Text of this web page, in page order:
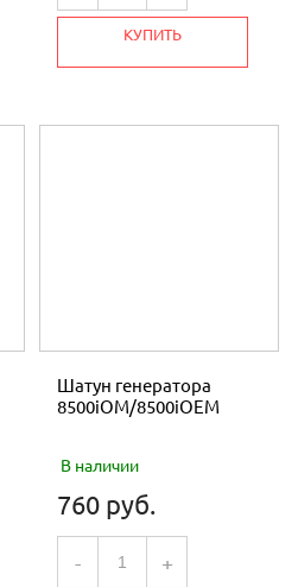
КУПИТЬ
Шатун генератора
8500iOM/8500iOEM
В наличии
760 руб.
- +